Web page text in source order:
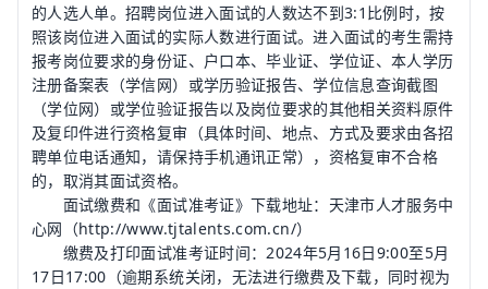
的人选人单。招聘岗位进入面试的人数达不到3:1比例时，按
照该岗位进入面试的实际人数进行面试。进入面试的考生需持
报考岗位要求的身份证、户口本、毕业证、学位证、本人学历
注册备案表（学信网）或学历验证报告、学位信息查询截图
（学位网）或学位验证报告以及岗位要求的其他相关资料原件
及复印件进行资格复审（具体时间、地点、方式及要求由各招
聘单位电话通知，请保持手机通讯正常），资格复审不合格
的，取消其面试资格。
面试缴费和《面试准考证》下载地址：天津市人才服务中
心网（http://www.tjtalents.com.cn/）
缴费及打印面试准考证时间：2024年5月16日9:00至5月
17日17:00（逾期系统关闭，无法进行缴费及下载，同时视为